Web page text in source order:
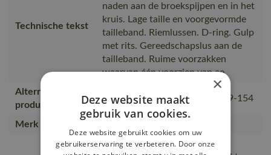
Technische tekst
naden aan de broekspijpen en in het
kruis. Lage taille en voorgevormde
tailleband. Riemlussen. D-ring. Gulp
met rits. Gereedschapslus aan de
tailleband. Ruime voorzakken
waarvan één voorzien van ee
Alternatieve
producten
18349-230, 14149-442, 10149-154
Merk
Versterkte achterzakken en
×
Deze website maakt
gebruik van cookies.
Deze website gebruikt cookies om uw
gebruikerservaring te verbeteren. Door onze